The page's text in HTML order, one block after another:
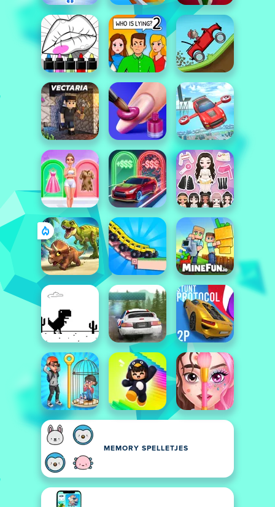
MEMORY SPELLETJES